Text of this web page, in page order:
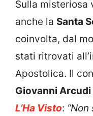
Sulla misteriosa
anche la Santa
coinvolta, dal
stati ritrovati
Apostolica. Il
Giovanni Arcudi
L’Ha Visto: